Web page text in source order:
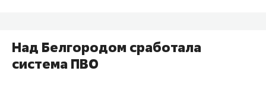
Над Белгородом сработала
система ПВО